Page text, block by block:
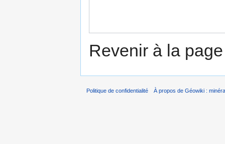
Revenir à la
Politique de confidentialité À propos de Géowiki :